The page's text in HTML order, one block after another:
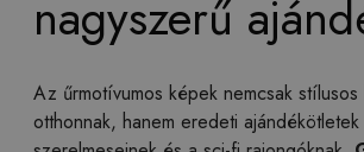
nagyszerű
Az űrmotívumos képek nemcsak
otthonnak, hanem eredeti